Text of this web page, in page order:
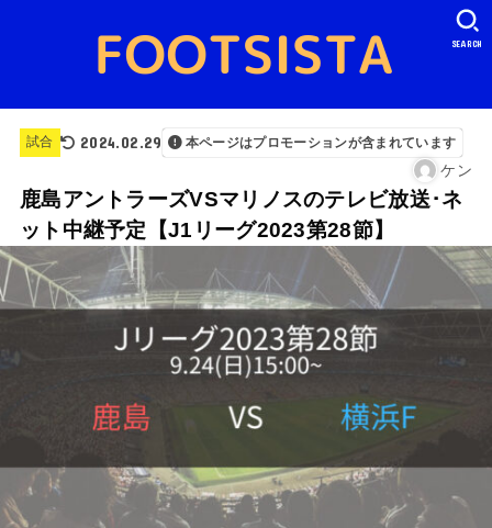
SEARCH
試合 2024.02.29 本ページはプロモーションが含まれています
ケン
鹿島アントラーズVSマリノスのテレビ放送･ネ
ット中継予定【J1リーグ2023第28節】